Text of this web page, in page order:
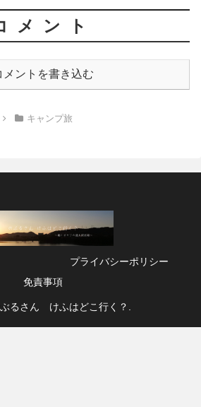
メント
メントを書き込む
キャンプ旅
プライバシーポリシー
免責事項
るさん けふはどこ行く？.